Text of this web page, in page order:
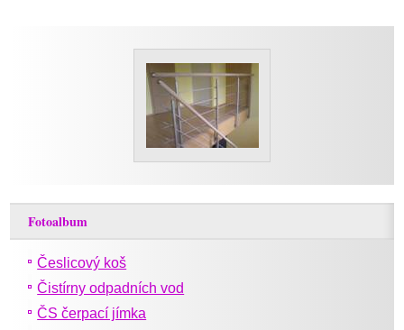
Fotoalbum
Česlicový koš
Čistírny odpadních vod
ČS čerpací jímka